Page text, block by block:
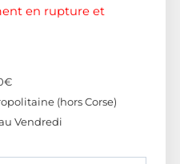
en rupture et
(hors Corse)
Vendredi